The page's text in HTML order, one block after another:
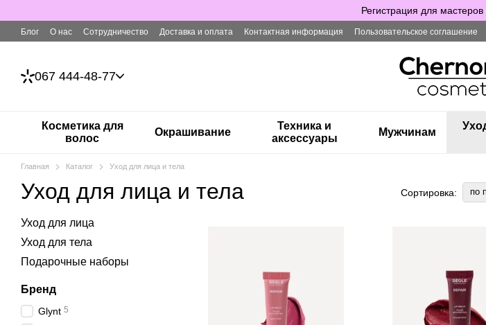
Регистрация для
Блог О нас Сотрудничество Доставка и оплата Контактная информация Пользовательское соглашение
067 444-48-77
Косметика для
волос
Окрашивание
Техника и
аксессуары
Мужчинам
Главная Каталог Уход для лица и тела
Уход для лица и тела Сортировка: по
Уход для лица
Уход для тела
Подарочные наборы
Бренд
Glynt 5